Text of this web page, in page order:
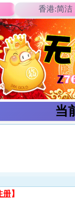
香港:简洁
当
册】